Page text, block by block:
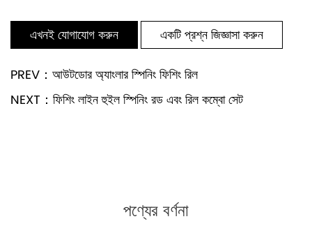
এখনই যোগাযোগ করুন
একটি প্রশ্ন জিজ্ঞাসা করুন
PREV：আউটডোর অ্যাংলার স্পিনিং ফিশিং রিল
NEXT：ফিশিং লাইন হুইল স্পিনিং রড এবং রিল কম্বো সেট
পণ্যের বর্ণনা